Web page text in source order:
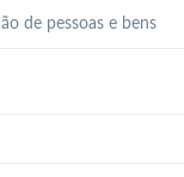
de pessoas e bens